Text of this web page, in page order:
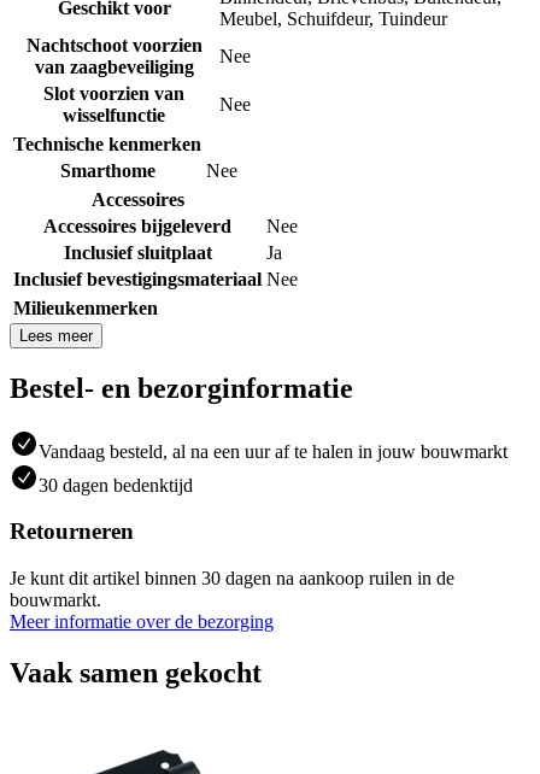
Geschikt voor
Meubel, Schuifdeur, Tuindeur
Nachtschoot voorzien
van zaagbeveiliging
Nee
Slot voorzien van
wisselfunctie
Nee
Technische kenmerken
Smarthome
Nee
Accessoires
Accessoires bijgeleverd
Nee
Inclusief sluitplaat
Ja
Inclusief bevestigingsmateriaal Nee
Milieukenmerken
Lees meer
Bestel- en bezorginformatie
Vandaag besteld, al na een uur af te halen in jouw bouwmarkt
30 dagen bedenktijd
Retourneren
Je kunt dit artikel binnen 30 dagen na aankoop ruilen in de
bouwmarkt.
Meer informatie over de bezorging
Vaak samen gekocht